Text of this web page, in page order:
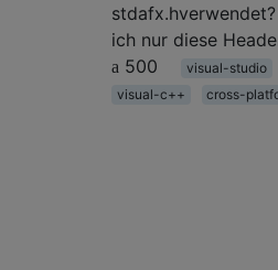
ich nur diese
500
visual-studio
visual-c++
cross-